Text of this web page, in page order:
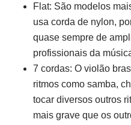
Flat: São modelos
usa corda de nylon,
quase sempre de
profissionais da
7 cordas: O violão
ritmos como samba,
tocar diversos outros
mais grave que os